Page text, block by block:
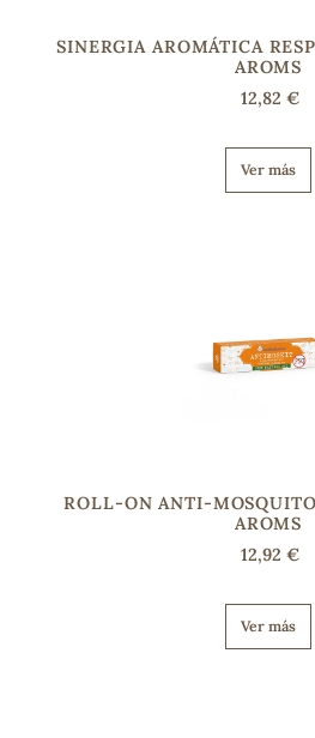
SINERGIA AROMÁTICA
AROMS
12,82 €
Ver más
ROLL-ON ANTI-
AROMS
12,92 €
Ver más